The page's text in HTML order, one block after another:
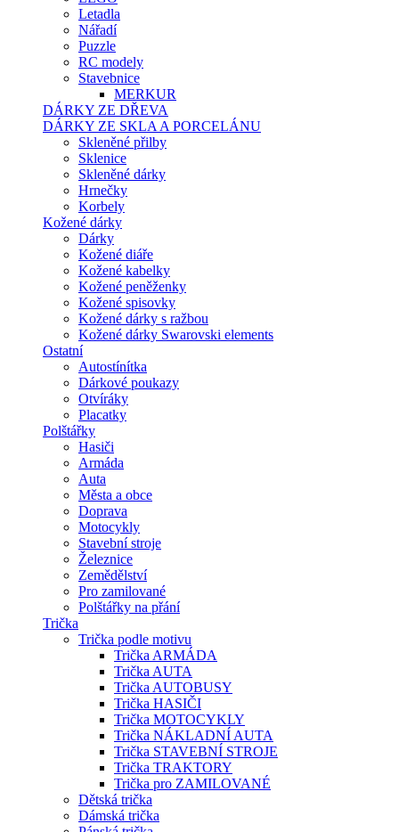
Letadla
Nářadí
Puzzle
RC modely
Stavebnice
MERKUR
DÁRKY ZE DŘEVA
DÁRKY ZE SKLA A PORCELÁNU
Skleněné přilby
Sklenice
Skleněné dárky
Hrnečky
Korbely
Kožené dárky
Dárky
Kožené diáře
Kožené kabelky
Kožené peněženky
Kožené spisovky
Kožené dárky s ražbou
Kožené dárky Swarovski elements
Ostatní
Autostínítka
Dárkové poukazy
Otvíráky
Placatky
Polštářky
Hasiči
Armáda
Auta
Města a obce
Doprava
Motocykly
Stavební stroje
Železnice
Zemědělství
Pro zamilované
Polštářky na přání
Trička
Trička podle motivu
Trička ARMÁDA
Trička AUTA
Trička AUTOBUSY
Trička HASIČI
Trička MOTOCYKLY
Trička NÁKLADNÍ AUTA
Trička STAVEBNÍ STROJE
Trička TRAKTORY
Trička pro ZAMILOVANÉ
Dětská trička
Dámská trička